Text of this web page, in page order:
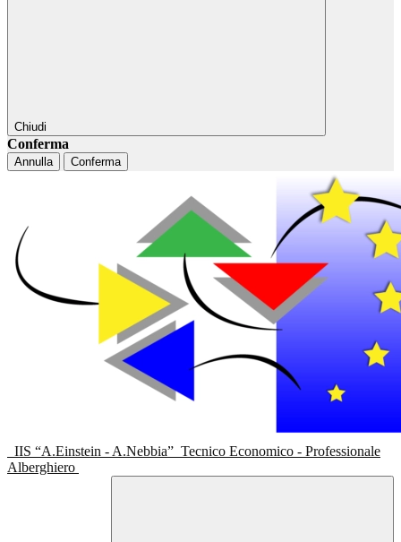
Chiudi
Conferma
Annulla Conferma
IIS “A.Einstein - A.Nebbia” Tecnico Economico - Professionale
Alberghiero